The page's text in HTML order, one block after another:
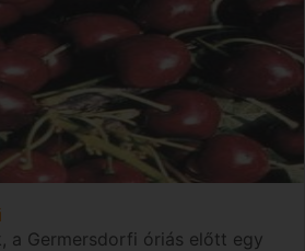
a Germersdorfi óriás előtt egy